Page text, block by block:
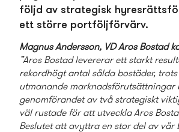
följd av strategisk
ett större portföljförvärv.
Magnus Andersson, VD Aros Bostad
”Aros Bostad levererar ett starkt
rekordhögt antal sålda bostäder,
utmanande marknadsförutsättningar
genomförandet av två strategiskt
väl rustade för att utveckla Aros
Beslutet att avyttra en stor del av